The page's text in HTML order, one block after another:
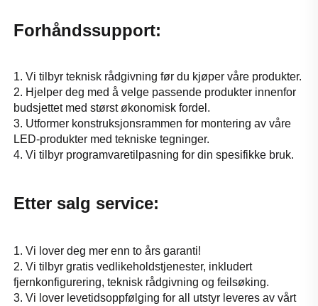
Forhåndssupport:
1. Vi tilbyr teknisk rådgivning før du kjøper våre produkter.
2. Hjelper deg med å velge passende produkter innenfor
budsjettet med størst økonomisk fordel.
3. Utformer konstruksjonsrammen for montering av våre
LED-produkter med tekniske tegninger.
4. Vi tilbyr programvaretilpasning for din spesifikke bruk.
Etter salg service:
1. Vi lover deg mer enn to års garanti!
2. Vi tilbyr gratis vedlikeholdstjenester, inkludert
fjernkonfigurering, teknisk rådgivning og feilsøking.
3. Vi lover levetidsoppfølging for all utstyr leveres av vårt